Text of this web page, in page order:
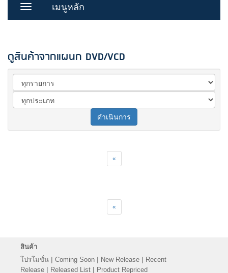
Toggle
เมนูหลัก
ดูสินค้าจากแผนก DVD/VCD
ดำเนินการ
«
«
สินค้า
โปรโมชั่น | Coming Soon | New Release | Recent
Release | Released List | Product Repriced